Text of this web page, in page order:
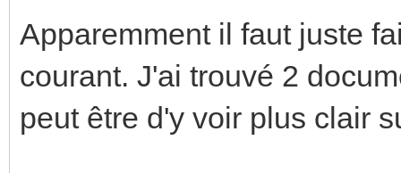
Apparemment il faut juste
courant. J'ai trouvé 2
peut être d'y voir plus clair